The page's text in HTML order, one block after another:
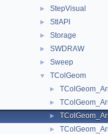
► StepVisual
► StlAPI
► Storage
► SWDRAW
► Sweep
▼ TColGeom
►
►
►
►